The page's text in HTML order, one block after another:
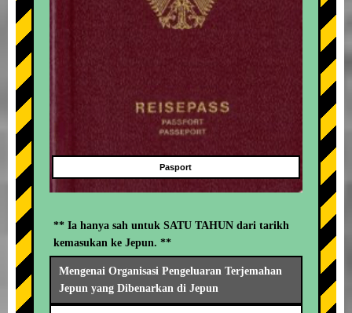
Pasport
** Ia hanya sah untuk SATU TAHUN dari tarikh
kemasukan ke Jepun. **
Mengenai Organisasi Pengeluaran Terjemahan
Jepun yang Dibenarkan di Jepun